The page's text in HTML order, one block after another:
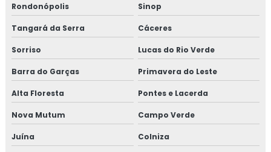
Rondonópolis Sinop
Tangará da Serra Cáceres
Sorriso Lucas do Rio Verde
Barra do Garças Primavera do Leste
Alta Floresta Pontes e Lacerda
Nova Mutum Campo Verde
Juína Colniza